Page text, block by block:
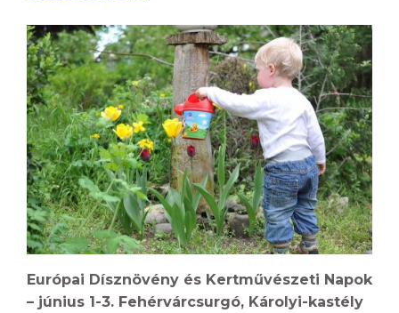
Európai Dísznövény és Kertművészeti Napok
– június 1-3. Fehérvárcsurgó, Károlyi-kastély